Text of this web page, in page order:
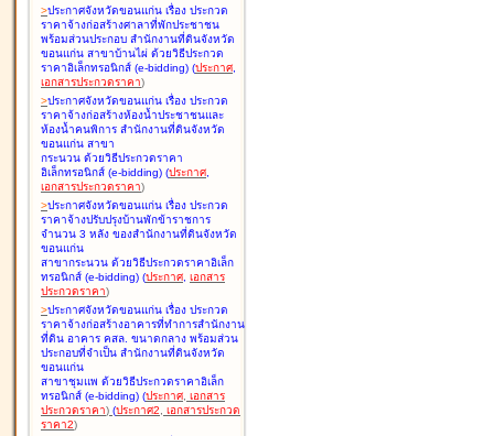
>ประกาศจังหวัดขอนแก่น เรื่อง ประกวด
ราคาจ้างก่อสร้างศาลาที่พักประชาชน
พร้อมส่วนประกอบ สำนักงานที่ดินจังหวัด
ขอนแก่น สาขาบ้านไผ่ ด้วยวิธีประกวด
ราคาอิเล็กทรอนิกส์ (e-bidding) (ประกาศ,
เอกสารประกวดราคา)
>ประกาศจังหวัดขอนแก่น เรื่อง ประกวด
ราคาจ้างก่อสร้างห้องน้ำประชาชนและ
ห้องน้ำคนพิการ สำนักงานที่ดินจังหวัด
ขอนแก่น สาขา
กระนวน ด้วยวิธีประกวดราคา
อิเล็กทรอนิกส์ (e-bidding) (ประกาศ,
เอกสารประกวดราคา)
>ประกาศจังหวัดขอนแก่น เรื่อง ประกวด
ราคาจ้างปรับปรุงบ้านพักข้าราชการ
จำนวน 3 หลัง ของสำนักงานที่ดินจังหวัด
ขอนแก่น
สาขากระนวน ด้วยวิธีประกวดราคาอิเล็ก
ทรอนิกส์ (e-bidding) (ประกาศ, เอกสาร
ประกวดราคา)
>ประกาศจังหวัดขอนแก่น เรื่อง ประกวด
ราคาจ้างก่อสร้างอาคารที่ทำการสำนักงาน
ที่ดิน อาคาร คสล. ขนาดกลาง พร้อมส่วน
ประกอบที่จำเป็น สำนักงานที่ดินจังหวัด
ขอนแก่น
สาขาชุมแพ ด้วยวิธีประกวดราคาอิเล็ก
ทรอนิกส์ (e-bidding) (ประกาศ, เอกสาร
ประกวดราคา) (ประกาศ2, เอกสารประกวด
ราคา2)